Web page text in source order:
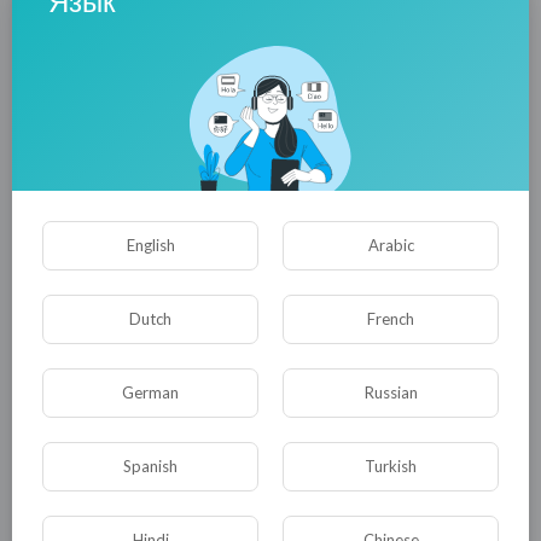
Джордж в лентата" може да бъде и
това, посочени насайтана действието.
Основателят на това действие е ROOSPM
"студентската общност е регионална
подкрепа на младежта"студент комуна",
която е създадена през 1998 година.
ROOSPM "студент комуна" е код за действие,
според които: 1. "На Джордж в лентата"
кампания е с нестопанска цел и не
2. Целта на действието е символ на победата
English Arabic
Dutch French
German Russian
Spanish Turkish